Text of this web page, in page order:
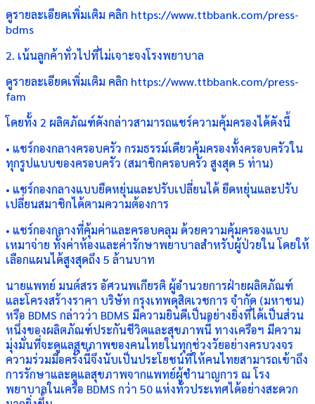
ดูรายละเอียดเพิ่มเติม คลิก https://www.ttbbank.com/press-
bdms
2. เน้นลูกค้าทั่วไปที่ไม่เจาะจงโรงพยาบาล
ดูรายละเอียดเพิ่มเติม คลิก https://www.ttbbank.com/press-
fam
โดยทั้ง 2 ผลิตภัณฑ์ดังกล่าวสามารถแชร์ความคุ้มครองได้ดังนี้
• แชร์กองกลางครอบครัว กรมธรรม์เดียวคุ้มครองทั้งครอบครัวใน
ทุกรูปแบบของครอบครัว (สมาชิกครอบครัว สูงสุด 5 ท่าน)
• แชร์กองกลางแบบยืดหยุ่นและปรับเปลี่ยนได้ ยืดหยุ่นและปรับ
เปลี่ยนสมาชิกได้ตามความต้องการ
• แชร์กองกลางที่คุ้มค่าและครอบคลุม ด้วยความคุ้มครองแบบ
เหมาจ่าย ทั้งค่าห้องและค่ารักษาพยาบาลสำหรับผู้ป่วยใน โดยให้
เลือกแผนได้สูงสุดถึง 5 ล้านบาท
นายแพทย์ มนต์สรร อัศวนพเกียรติ ผู้อำนวยการฝ่ายผลิตภัณฑ์
และโครงสร้างราคา บริษัท กรุงเทพดุสิตเวชการ จำกัด (มหาชน)
หรือ BDMS กล่าวว่า BDMS มีความยินดีเป็นอย่างยิ่งที่ได้เป็นส่วน
หนึ่งของผลิตภัณฑ์ประกันชีวิตและสุขภาพนี้ ทางเครือฯ มีความ
มุ่งมั่นที่จะดูแลสุขภาพของคนไทยในทุกช่วงวัยอย่างครบวงจร
ความร่วมมือครั้งนี้จึงนับเป็นประโยชน์ที่ให้คนไทยสามารถเข้าถึง
การรักษาและดูแลสุขภาพจากแพทย์ผู้ชำนาญการ ณ โรง
พยาบาลในเครือ BDMS กว่า 50 แห่งทั่วประเทศได้อย่างสะดวก